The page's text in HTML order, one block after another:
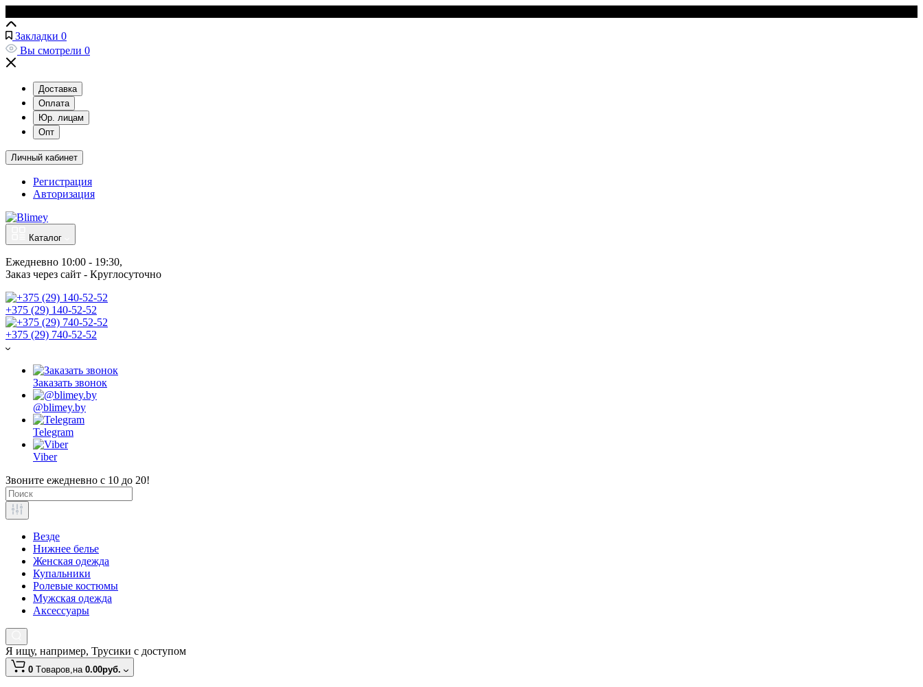
Закладки 0
Вы смотрели 0
Доставка
Оплата
Юр. лицам
Опт
Личный кабинет
Регистрация
Авторизация
Каталог
Ежедневно 10:00 - 19:30,
Заказ через сайт - Круглосуточно
+375 (29) 140-52-52
+375 (29) 740-52-52
Заказать звонок
@blimey.by
Telegram
Viber
Звоните ежедневно с 10 до 20!
Везде
Нижнее белье
Женская одежда
Купальники
Ролевые костюмы
Мужская одежда
Аксессуары
Я ищу, например, Трусики с доступом
0 Tоваров,на 0.00руб.